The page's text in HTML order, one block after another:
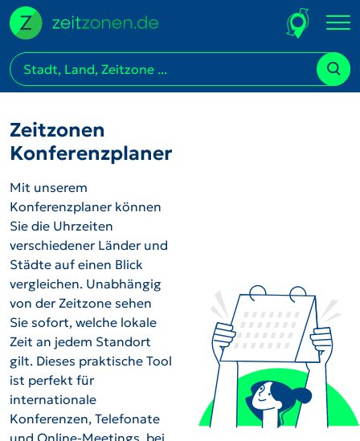
Zeitzonen
Konferenzplaner
Mit unserem
Konferenzplaner können
Sie die Uhrzeiten
verschiedener Länder und
Städte auf einen Blick
vergleichen. Unabhängig
von der Zeitzone sehen
Sie sofort, welche lokale
Zeit an jedem Standort
gilt. Dieses praktische Tool
ist perfekt für
internationale
Konferenzen, Telefonate
und Online-Meetings, bei